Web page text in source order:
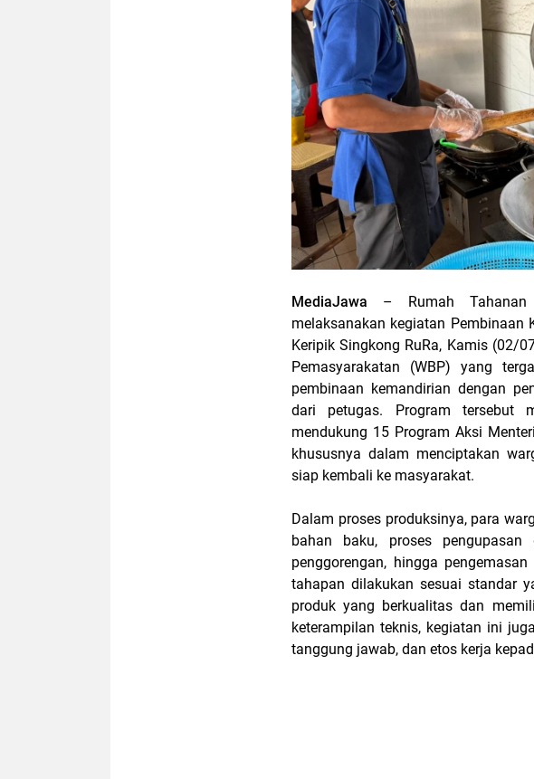
MediaJawa – Rumah
melaksanakan kegiatan Pembinaan
Keripik Singkong RuRa, Kamis (02/
Pemasyarakatan (WBP) yang
pembinaan kemandirian dengan
dari petugas. Program tersebut
mendukung 15 Program Aksi
khususnya dalam menciptakan
siap kembali ke masyarakat.
Dalam proses produksinya, para
bahan baku, proses pengupasan
penggorengan, hingga
tahapan dilakukan sesuai standar
produk yang berkualitas dan
keterampilan teknis, kegiatan ini
tanggung jawab, dan etos kerja